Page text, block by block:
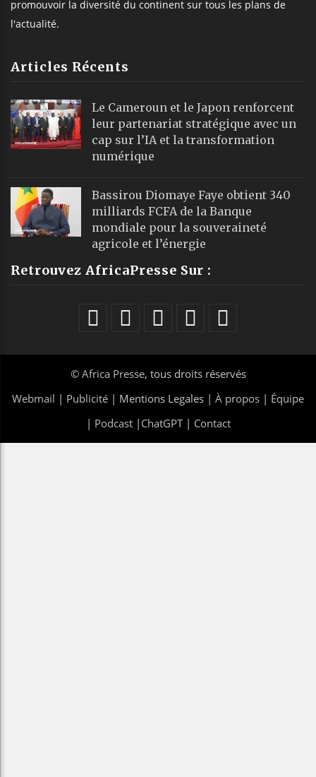
promouvoir la diversité du continent sur tous les plans de
l'actualité.
Articles Récents
Le Cameroun et le Japon renforcent
leur partenariat stratégique avec un
cap sur l’IA et la transformation
numérique
Bassirou Diomaye Faye obtient 340
milliards FCFA de la Banque
mondiale pour la souveraineté
agricole et l’énergie
Retrouvez AfricaPresse Sur :
© Africa Presse, tous droits réservés
Webmail | Publicité | Mentions Legales | À propos | Équipe
| Podcast| ChatGPT| Contact